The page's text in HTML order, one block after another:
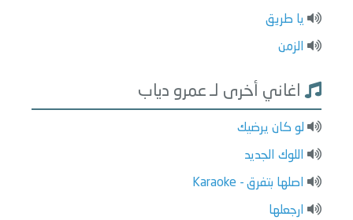
يا طريق
الزمن
اغاني أخرى لـ عمرو دياب
لو كان يرضيك
اللوك الجديد
اصلها بتفرق - Karaoke
ارجعلها